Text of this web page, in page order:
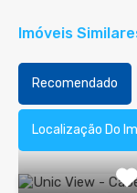
Imóveis
Recomendado
Localização Do